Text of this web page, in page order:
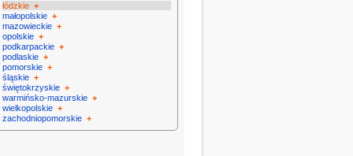
łódzkie +
małopolskie +
mazowieckie +
opolskie +
podkarpackie +
podlaskie +
pomorskie +
śląskie +
świętokrzyskie +
warmińsko-mazurskie +
wielkopolskie +
zachodniopomorskie +